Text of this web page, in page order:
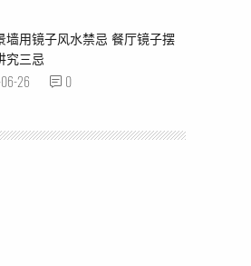
墙用镜子风水禁忌 餐厅镜子摆
究三忌
26 0